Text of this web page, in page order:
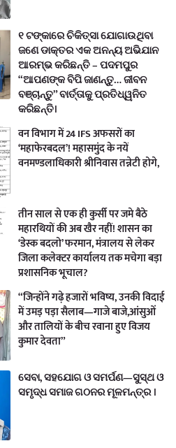
୧ ଟଙ୍କାରେ ଚିକିତ୍ସା ଯୋଗାଉଥିବା
ଜଣେ ଡାକ୍ତର ଏକ ଅନନ୍ୟ ଅଭିଯାନ
ଆରମ୍ଭ କରିଛନ୍ତି – ପଦମପୁର
“ଆପଣଙ୍କ ବିପି ଜାଣନ୍ତୁ… ଜୀବନ
ବଞ୍ଚାନ୍ତୁ” ବାର୍ତ୍ତାକୁ ପ୍ରତିଧ୍ୱନିତ
କରିଛନ୍ତି।
वन विभाग में 24 IFS अफसरों का
‘महाफेरबदल’! महासमुंद के नयें
वनमण्डलाधिकारी श्रीनिवास तन्नेटी होगे,
तीन साल से एक ही कुर्सी पर जमे बैठे
महारथियों की अब खैर नहीं! शासन का
‘डेस्क बदलो’ फरमान, मंत्रालय से लेकर
जिला कलेक्टर कार्यालय तक मचेगा बड़ा
प्रशासनिक भूचाल?
“जिन्होंने गढ़े हजारों भविष्य, उनकी विदाई
में उमड़ पड़ा सैलाब—गाजे बाजे,आंसुओं
और तालियों के बीच रवाना हुए विजय
कुमार देवता”
ସେବା, ସହଯୋଗ ଓ ସମର୍ପଣ—ସୁସ୍ଥ ଓ
ସମୃଦ୍ଧ ସମାଜ ଗଠନର ମୂଳମନ୍ତ୍ର ।